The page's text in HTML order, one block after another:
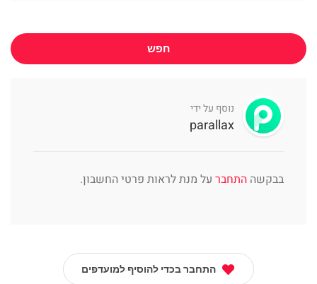
חפש
נוסף על ידי
parallax
בבקשה התחבר על מנת לראות פרטי החשבון.
התחבר בכדי להוסיף למועדפים